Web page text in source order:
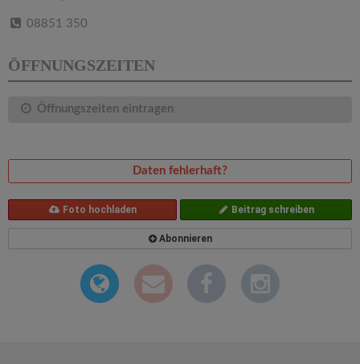
08851 350
ÖFFNUNGSZEITEN
Öffnungszeiten eintragen
Daten fehlerhaft?
Foto hochladen Beitrag schreiben
Abonnieren
i
o